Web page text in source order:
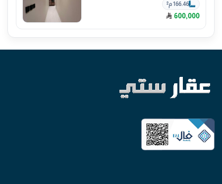
166.46 م²
600,000